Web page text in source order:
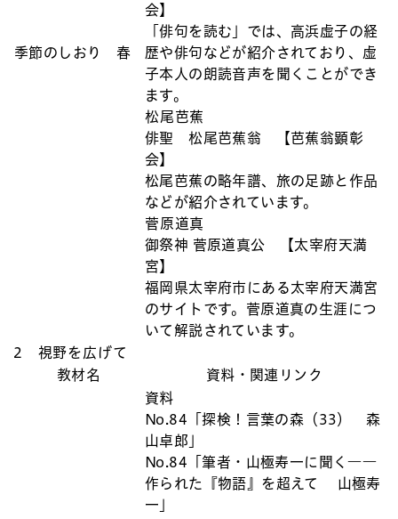
季節のしおり 春
会】
「俳句を読む」では、高浜虚子の経
歴や俳句などが紹介されており、虚
子本人の朗読音声を聞くことができ
ます。
松尾芭蕉
俳聖 松尾芭蕉翁 【芭蕉翁顕彰
会】
松尾芭蕉の略年譜、旅の足跡と作品
などが紹介されています。
菅原道真
御祭神 菅原道真公 【太宰府天満
宮】
福岡県太宰府市にある太宰府天満宮
のサイトです。菅原道真の生涯につ
いて解説されています。
2 視野を広げて
教材名
資料・関連リンク
資料
No.84「探検！言葉の森（33） 森
山卓郎」
No.84「筆者・山極寿一に聞く――
作られた『物語』を超えて 山極寿
一」